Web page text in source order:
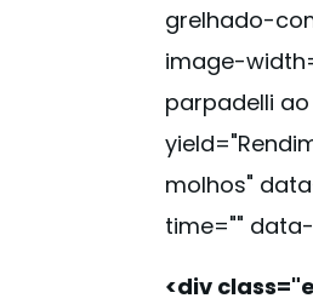
grelhado-
image-
parpadelli
yield="
molhos"
time=""
<div